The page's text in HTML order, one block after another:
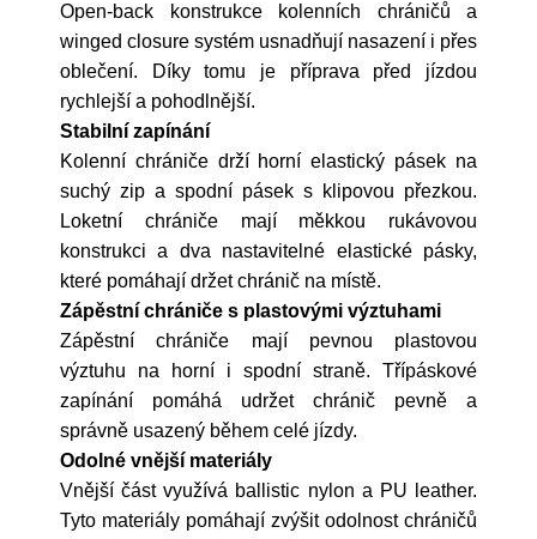
Open-back konstrukce kolenních chráničů a
winged closure systém usnadňují nasazení i přes
oblečení. Díky tomu je příprava před jízdou
rychlejší a pohodlnější.
Stabilní zapínání
Kolenní chrániče drží horní elastický pásek na
suchý zip a spodní pásek s klipovou přezkou.
Loketní chrániče mají měkkou rukávovou
konstrukci a dva nastavitelné elastické pásky,
které pomáhají držet chránič na místě.
Zápěstní chrániče s plastovými výztuhami
Zápěstní chrániče mají pevnou plastovou
výztuhu na horní i spodní straně. Třípáskové
zapínání pomáhá udržet chránič pevně a
správně usazený během celé jízdy.
Odolné vnější materiály
Vnější část využívá ballistic nylon a PU leather.
Tyto materiály pomáhají zvýšit odolnost chráničů